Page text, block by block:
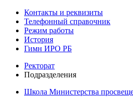
Контакты и реквизиты
Телефонный справочник
Режим работы
История
Гимн ИРО РБ
Ректорат
Подразделения
Школа Министерства